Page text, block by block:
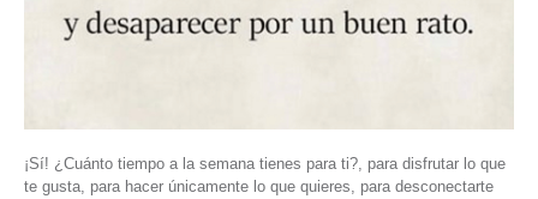
¡Sí! ¿Cuánto tiempo a la semana tienes para ti?, para disfrutar lo que
te gusta, para hacer únicamente lo que quieres, para desconectarte